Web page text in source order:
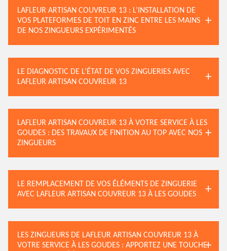
LAFLEUR ARTISAN COUVREUR 13 : L’INSTALLATION DE
VOS PLATEFORMES DE TOIT EN ZINC ENTRE LES MAINS
DE NOS ZINGUEURS EXPÉRIMENTÉS
LE DIAGNOSTIC DE L’ÉTAT DE VOS ZINGUERIES AVEC
LAFLEUR ARTISAN COUVREUR 13
LAFLEUR ARTISAN COUVREUR 13 À VOTRE SERVICE À LES
GOUDES : DES TRAVAUX DE FINITION AU TOP AVEC NOS
ZINGUEURS
LE REMPLACEMENT DE VOS ÉLÉMENTS DE ZINGUERIE
AVEC LAFLEUR ARTISAN COUVREUR 13 À LES GOUDES
LES ZINGUEURS DE LAFLEUR ARTISAN COUVREUR 13 À
VOTRE SERVICE À LES GOUDES : APPORTEZ UNE TOUCHE